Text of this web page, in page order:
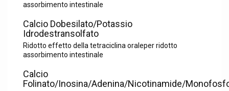
assorbimento intestinale
Calcio Dobesilato/Potassio
Idrodestransolfato
Ridotto effetto della tetraciclina oraleper ridotto
assorbimento intestinale
Calcio
Folinato/Inosina/Adenina/Nicotinamide/